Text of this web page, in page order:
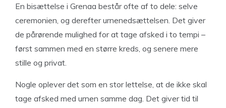
En bisættelse i Grenaa består ofte af to dele: selve
ceremonien, og derefter urnenedsættelsen. Det giver
de pårørende mulighed for at tage afsked i to tempi –
først sammen med en større kreds, og senere mere
stille og privat.
Nogle oplever det som en stor lettelse, at de ikke skal
tage afsked med urnen samme dag. Det giver tid til